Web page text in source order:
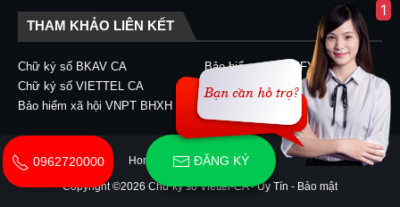
THAM KHẢO LIÊN KẾT
Chữ ký số BKAV CA
Bảo hiểm xã hội EFY-eBHXH
Chữ ký số VIETTEL CA
Chữ ký số CA2 - Nacencomm
Bảo hiểm xã hội VNPT BHXH
Chữ ký số VNPT CA
Home About Contact Us
Copyright ©2026 Chữ ký số Viettel-CA - Uy Tín - Bảo mật
0962720000 ĐĂNG KÝ
1